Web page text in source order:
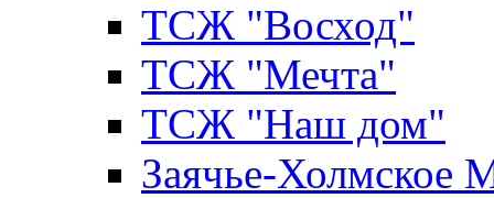
ТСЖ "Восход"
ТСЖ "Мечта"
ТСЖ "Наш дом"
Заячье-